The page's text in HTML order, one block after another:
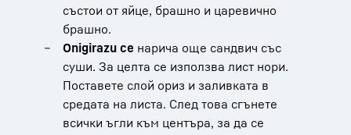
състои от яйце, брашно и царевично
брашно.
Onigirazu се нарича още сандвич със
суши. За целта се използва лист нори.
Поставете слой ориз и заливката в
средата на листа. След това сгънете
всички ъгли към центъра, за да се